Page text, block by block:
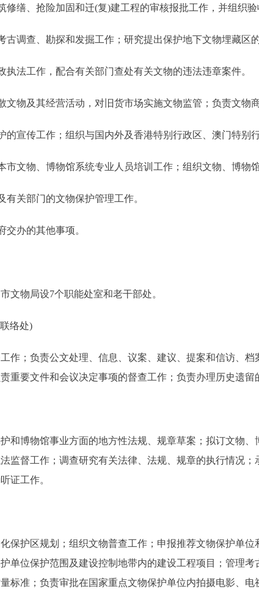
缮、抢险加固和迁(复)建工程的审核报批工作，并组织验
调查、勘探和发掘工作；研究提出保护地下文物埋藏区的
法工作，配合有关部门查处有关文物的违法违章案件。
物及其经营活动，对旧货市场实施文物监管；负责文物
宣传工作；组织与国内外及香港特别行政区、澳门特别行
文物、博物馆系统专业人员培训工作；组织文物、博物馆
关部门的文物保护管理工作。
办的其他事项。
物局设7个职能处室和老干部处。
络处)
；负责公文处理、信息、议案、建议、提案和信访、档
重要文件和会议决定事项的督查工作；负责办理历史遗留
博物馆事业方面的地方性法规、规章草案；拟订文物、
监督工作；调查研究有关法律、法规、规章的执行情况
证工作。
护区规划；组织文物普查工作；申报推荐文物保护单位
单位保护范围及建设控制地带内的建设工程项目；管理
标准；负责审批在国家重点文物保护单位内拍摄电影、电